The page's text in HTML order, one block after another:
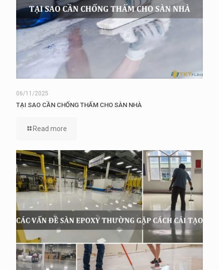
06/11/2025
TẠI SAO CẦN CHỐNG THẤM CHO SÀN NHÀ
Read more